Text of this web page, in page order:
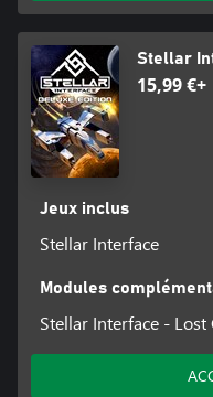
Stellar
15,99 €+
Jeux inclus
Stellar Interface
Modules
Stellar Interface - Lost